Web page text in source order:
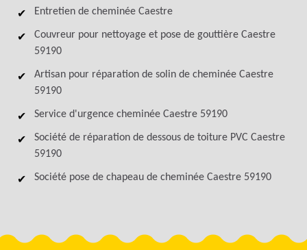
Entretien de cheminée Caestre
Couvreur pour nettoyage et pose de gouttière Caestre
59190
Artisan pour réparation de solin de cheminée Caestre
59190
Service d'urgence cheminée Caestre 59190
Société de réparation de dessous de toiture PVC Caestre
59190
Société pose de chapeau de cheminée Caestre 59190